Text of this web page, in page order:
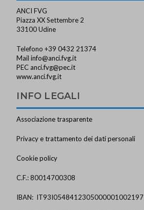
ANCI FVG
Piazza XX Settembre 2
33100 Udine
Telefono +39 0432 21374
Mailinfo@anci.fvg.it
PEC anci.fvg@pec.it
www.anci.fvg.it
INFO LEGALI
Associazione trasparente
Privacy e trattamento dei dati personali
Cookie policy
C.F.: 80014700308
IBAN: IT93I0548412305000001002197